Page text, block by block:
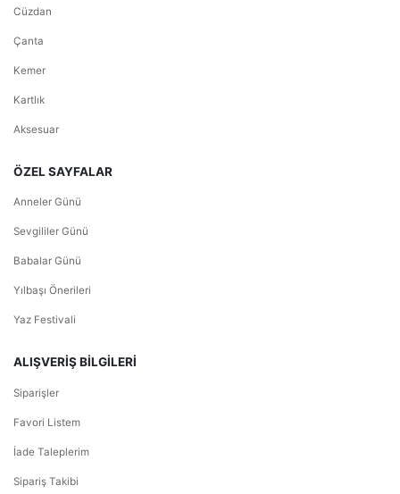
Cüzdan
Çanta
Kemer
Kartlık
Aksesuar
ÖZEL SAYFALAR
Anneler Günü
Sevgililer Günü
Babalar Günü
Yılbaşı Önerileri
Yaz Festivali
ALIŞVERİŞ BİLGİLERİ
Siparişler
Favori Listem
İade Taleplerim
Sipariş Takibi